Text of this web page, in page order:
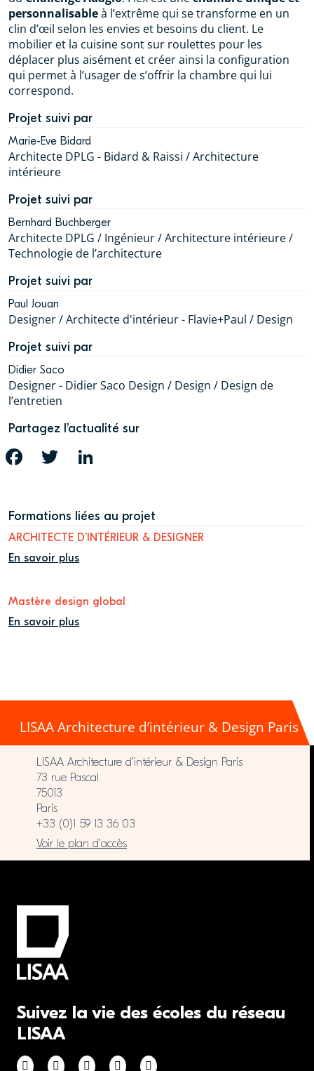
personnalisableà l’extrême qui se transforme en un
clin d’œil selon les envies et besoins du client. Le
mobilier et la cuisine sont sur roulettes pour les
déplacer plus aisément et créer ainsi la configuration
qui permet à l’usager de s’offrir la chambre qui lui
correspond.
Projet suivi par
Marie-Eve Bidard
Architecte DPLG - Bidard & Raissi / Architecture
intérieure
Projet suivi par
Bernhard Buchberger
Architecte DPLG / Ingénieur / Architecture intérieure /
Technologie de l’architecture
Projet suivi par
Paul Jouan
Designer / Architecte d'intérieur - Flavie+Paul / Design
Projet suivi par
Didier Saco
Designer - Didier Saco Design / Design / Design de
l’entretien
Partagez l’actualité sur
FACEBOOK TWITTER
Formations liées au projet
ARCHITECTE D’INTÉRIEUR & DESIGNER
En savoir plus
Mastère design global
En savoir plus
LISAA Architecture d’intérieur & Design Paris
LISAA Architecture d’intérieur & Design Paris
73 rue Pascal
75013
Paris
+33 (0)1 59 13 36 03
Voir le plan d’accès
Suivez la vie des écoles du réseau
LISAA